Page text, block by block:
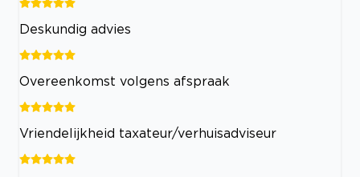
Deskundig advies
Overeenkomst volgens afspraak
Vriendelijkheid taxateur/verhuisadviseur